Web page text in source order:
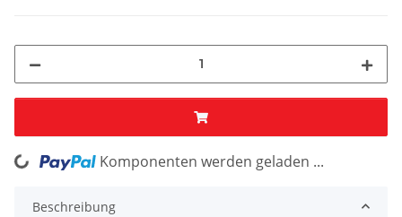
Loading... Komponenten werden geladen ...
Beschreibung